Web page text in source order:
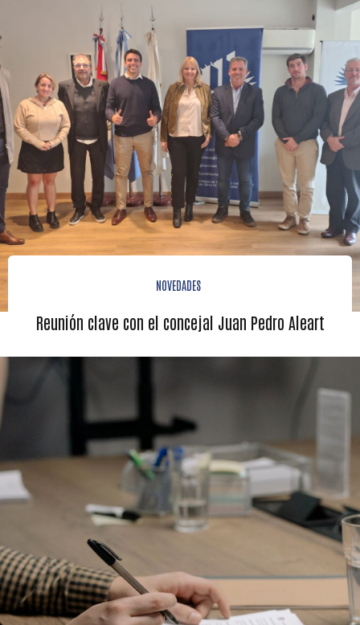
NOVEDADES
Reunión clave con el concejal Juan Pedro Aleart